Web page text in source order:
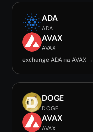
ADA
ADA
AVAX
AVAX
exchange ADA на AVAX →
DOGE
DOGE
AVAX
AVAX